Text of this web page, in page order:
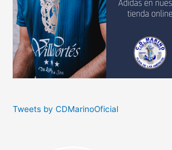
Tweets by CDMarinoOficial